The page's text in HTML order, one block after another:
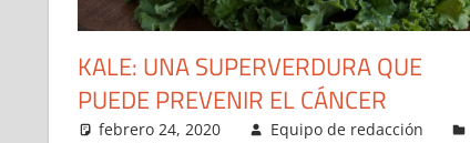
KALE: UNA SUPERVERDURA QUE
PUEDE PREVENIR EL CÁNCER
febrero 24, 2020
Equipo de redacción